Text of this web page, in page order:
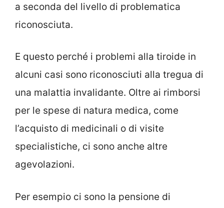
a seconda del livello di problematica
riconosciuta.
E questo perché i problemi alla tiroide in
alcuni casi sono riconosciuti alla tregua di
una malattia invalidante. Oltre ai rimborsi
per le spese di natura medica, come
l’acquisto di medicinali o di visite
specialistiche, ci sono anche altre
agevolazioni.
Per esempio ci sono la pensione di